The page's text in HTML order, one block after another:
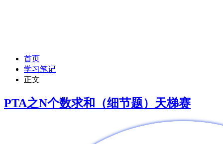
首页
学习笔记
正文
PTA之N个数求和（细节题） 天梯赛